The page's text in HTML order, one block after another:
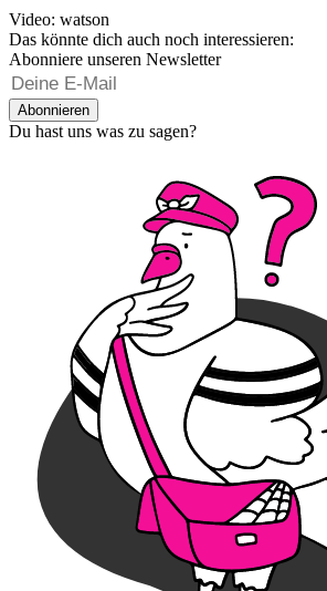
Video: watson
Das könnte dich auch noch interessieren:
Abonniere unseren Newsletter
Abonnieren
Du hast uns was zu sagen?